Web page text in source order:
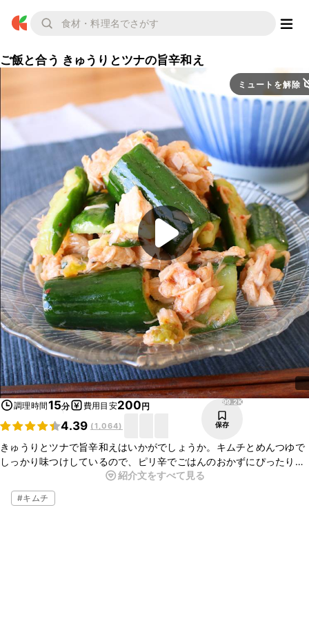
ご飯と合う きゅうりとツナの旨辛和え
ミュートを解除
調理時間15分 費用目安200円
4.39 (1,064)
99.2K
保存
きゅうりとツナで旨辛和えはいかがでしょうか。キムチとめんつゆで
しっかり味つけしているので、ピリ辛でごはんのおかずにぴったりで
す。冷たいうどんやそばにのせて、アレンジもお楽しみいただけます
よ。ぜひお試しくださいね。
紹介文をすべて見る
#キムチ